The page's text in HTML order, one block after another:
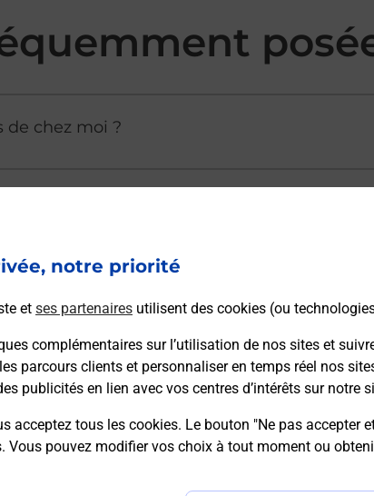
notre priorité
et ses partenaires utilisent des cookies (ou
complémentaires sur l’utilisation de nos sites et
parcours clients et personnaliser en temps réel nos
publicités en lien avec vos centres d’intérêts sur notre
acceptez tous les cookies. Le bouton "Ne pas
Vous pouvez modifier vos choix à tout moment ou
de chez moi ?
de livraison ?
elle à votre sécurité au quotidien ?
route avec La Poste et sous quelles